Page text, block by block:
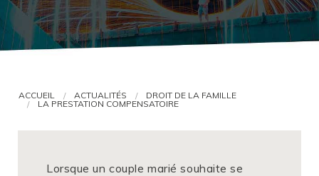
LEXIQUE
VOUS ÊTES AVOCAT ?
ACCUEIL ACTUALITÉS
DROIT DE LA FAMILLE
LA PRESTATION COMPENSATOIRE
Lorsque un couple marié souhaite se